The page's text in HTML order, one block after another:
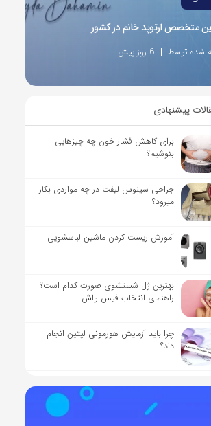
متخصص ارتوپد خانم در کشور
شده توسط 6 روز پیش
پیشنهادی
برای کاهش فشار خون چه چیزهایی
بنوشیم؟
جراحی سینوس لیفت در چه مواردی بکار
میرود؟
آموزش ریست کردن ماشین لباسشویی
بهترین ژل شستشوی صورت کدام است؟
راهنمای انتخاب فیس واش
چرا باید آزمایش هورمونی لپتین انجام
داد؟